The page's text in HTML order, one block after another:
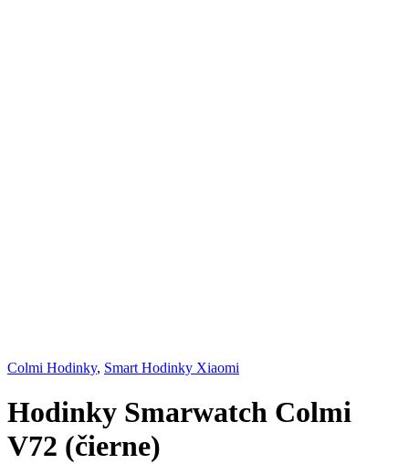
Colmi Hodinky, Smart Hodinky Xiaomi
Hodinky Smarwatch Colmi
V72 (čierne)